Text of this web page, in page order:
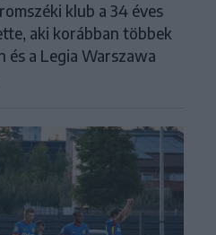
klub a 34 éves
aki korábban többek
és a Legia Warszawa